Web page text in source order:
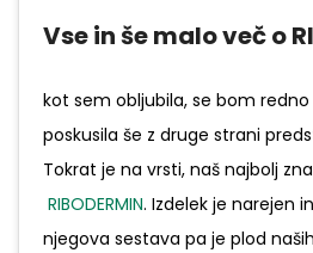
Vse in še malo več o
kot sem obljubila, se bom
poskusila še z druge strani
Tokrat je na vrsti, naš najbolj
RIBODERMIN. Izdelek je narejen
njegova sestava pa je plod